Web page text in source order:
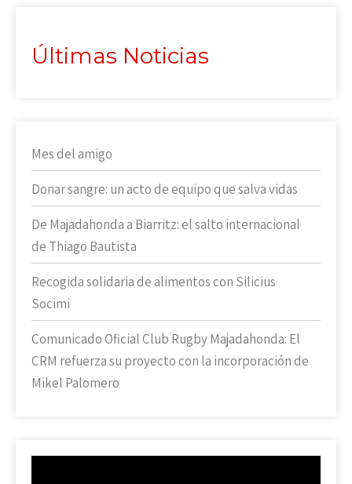
Últimas Noticias
Mes del amigo
Donar sangre: un acto de equipo que salva vidas
De Majadahonda a Biarritz: el salto internacional
de Thiago Bautista
Recogida solidaria de alimentos con Silicius
Socimi
Comunicado Oficial Club Rugby Majadahonda: El
CRM refuerza su proyecto con la incorporación de
Mikel Palomero